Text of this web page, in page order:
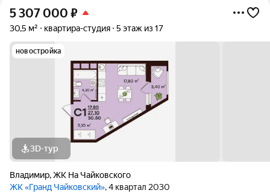
5 307 000 ₽
30,5 м² квартира-студия 5 этаж из 17
новостройка
3D-тур
Владимир,ЖК На Чайковского
ЖК «Гранд Чайковский», 4 квартал 2030